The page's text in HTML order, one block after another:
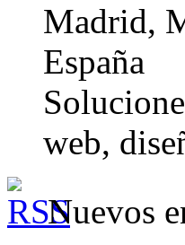
Madrid,
España
web,
Nuevos